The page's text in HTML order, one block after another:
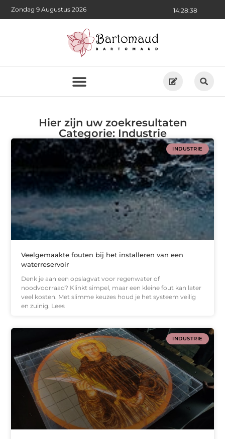
14:28:38
Zondag 9 Augustus 2026
Hier zijn uw zoekresultaten
Categorie: Industrie
INDUSTRIE
Veelgemaakte fouten bij het installeren van een
waterreservoir
Denk je aan een opslagvat voor regenwater of
noodvoorraad? Klinkt simpel, maar een kleine fout kan later
veel kosten. Met slimme keuzes houd je het systeem veilig
en zuinig. Lees
INDUSTRIE